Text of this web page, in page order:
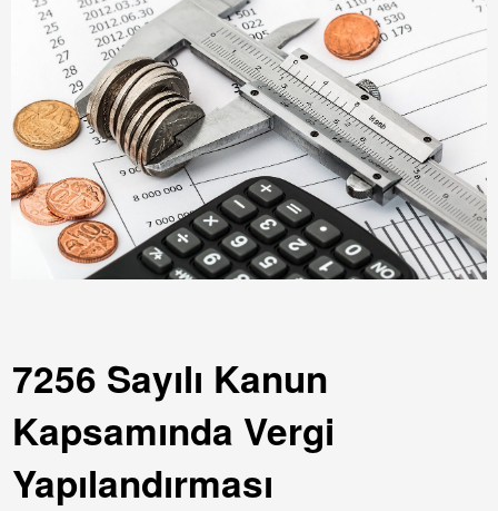
7256 Sayılı Kanun
Kapsamında Vergi
Yapılandırması